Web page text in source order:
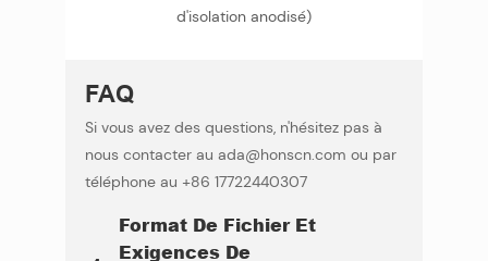
d'isolation anodisé)
FAQ
Si vous avez des questions, n'hésitez pas à
nous contacter au ada@honscn.com ou par
téléphone au +86 17722440307
Format De Fichier Et
Exigences De